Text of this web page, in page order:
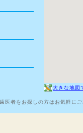
大きな地図
医者をお探しの方はお気軽に